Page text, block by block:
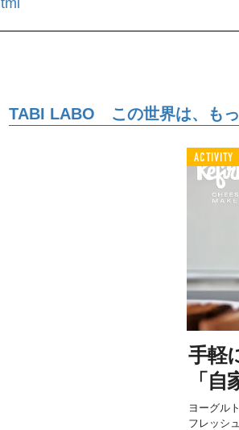
TABI LABO この世界は、もっ
ACTIVITY
手軽
「
ヨーグル
フレッシ